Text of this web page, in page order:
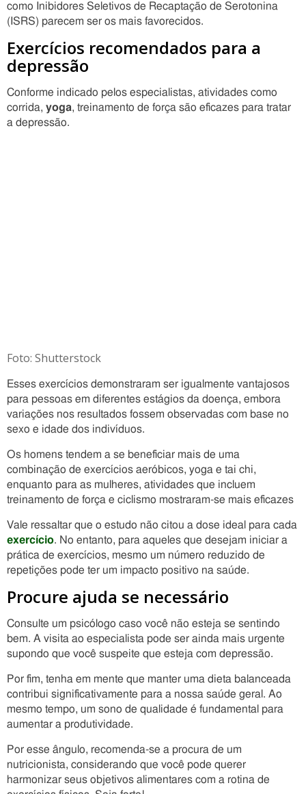
como Inibidores Seletivos de Recaptação de Serotonina
(ISRS) parecem ser os mais favorecidos.
Exercícios recomendados para a
depressão
Conforme indicado pelos especialistas, atividades como
corrida, yoga, treinamento de força são eficazes para tratar
a depressão.
Foto: Shutterstock
Esses exercícios demonstraram ser igualmente vantajosos
para pessoas em diferentes estágios da doença, embora
variações nos resultados fossem observadas com base no
sexo e idade dos indivíduos.
Os homens tendem a se beneficiar mais de uma
combinação de exercícios aeróbicos, yoga e tai chi,
enquanto para as mulheres, atividades que incluem
treinamento de força e ciclismo mostraram-se mais eficazes
Vale ressaltar que o estudo não citou a dose ideal para cada
exercício. No entanto, para aqueles que desejam iniciar a
prática de exercícios, mesmo um número reduzido de
repetições pode ter um impacto positivo na saúde.
Procure ajuda se necessário
Consulte um psicólogo caso você não esteja se sentindo
bem. A visita ao especialista pode ser ainda mais urgente
supondo que você suspeite que esteja com depressão.
Por fim, tenha em mente que manter uma dieta balanceada
contribui significativamente para a nossa saúde geral. Ao
mesmo tempo, um sono de qualidade é fundamental para
aumentar a produtividade.
Por esse ângulo, recomenda-se a procura de um
nutricionista, considerando que você pode querer
harmonizar seus objetivos alimentares com a rotina de